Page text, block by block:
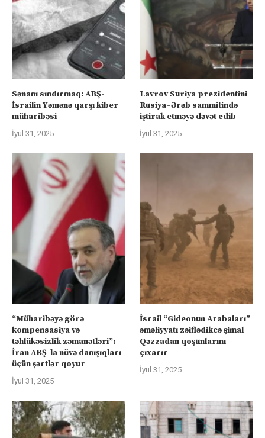
Sənanı sındırmaq: ABŞ-
İsrailin Yəmənə qarşı kiber
müharibəsi
İyul 31, 2025
Lavrov Suriya prezidentini
Rusiya–Ərəb sammitində
iştirak etməyə dəvət edib
İyul 31, 2025
“Müharibəyə görə
kompensasiya və
təhlükəsizlik zəmanətləri”:
İran ABŞ-la nüvə danışıqları
üçün şərtlər qoyur
İyul 31, 2025
İsrail “Gideonun Arabaları”
əməliyyatı zəiflədikcə şimal
Qəzzadan qoşunlarını
çıxarır
İyul 31, 2025